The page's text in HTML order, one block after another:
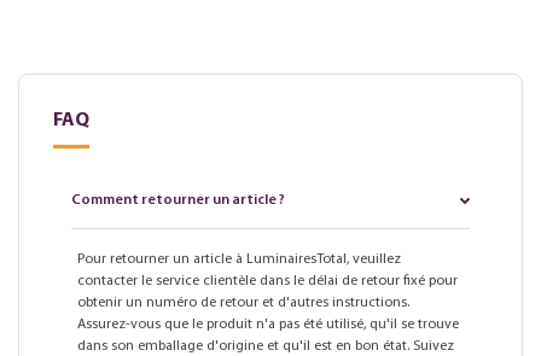
FAQ
Comment retourner un article ?
Pour retourner un article à LuminairesTotal, veuillez
contacter le service clientèle dans le délai de retour fixé pour
obtenir un numéro de retour et d'autres instructions.
Assurez-vous que le produit n'a pas été utilisé, qu'il se trouve
dans son emballage d'origine et qu'il est en bon état. Suivez